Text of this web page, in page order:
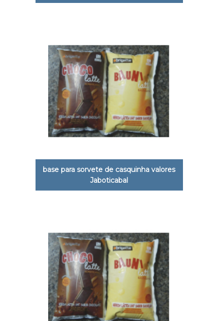
base para sorvete de casquinha valores
Jaboticabal